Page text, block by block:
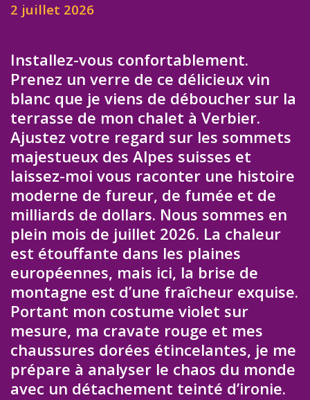
2 juillet 2026
Installez-vous confortablement.
Prenez un verre de ce délicieux vin
blanc que je viens de déboucher sur la
terrasse de mon chalet à Verbier.
Ajustez votre regard sur les sommets
majestueux des Alpes suisses et
laissez-moi vous raconter une histoire
moderne de fureur, de fumée et de
milliards de dollars. Nous sommes en
plein mois de juillet 2026. La chaleur
est étouffante dans les plaines
européennes, mais ici, la brise de
montagne est d’une fraîcheur exquise.
Portant mon costume violet sur
mesure, ma cravate rouge et mes
chaussures dorées étincelantes, je me
prépare à analyser le chaos du monde
avec un détachement teinté d’ironie.